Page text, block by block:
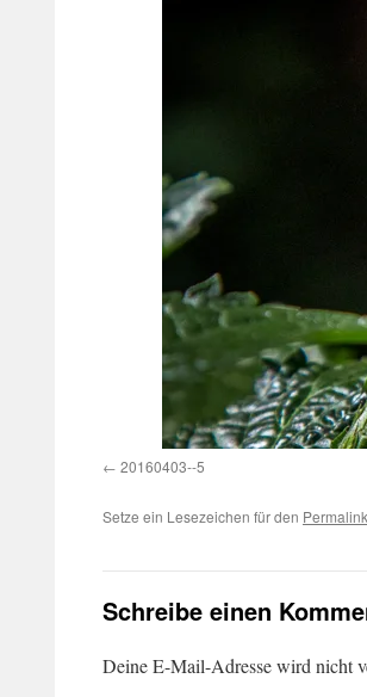
20160403--5
Setze ein Lesezeichen für den Permalink
Schreibe einen
Deine E-Mail-Adresse wird nicht